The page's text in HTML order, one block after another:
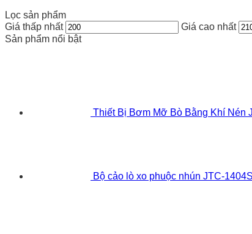
Lọc sản phẩm
Giá thấp nhất
Giá cao nhất
Sản phẩm nổi bật
Thiết Bị Bơm Mỡ Bò Bằng Khí Nén
Bộ cảo lò xo phuộc nhún JTC-1404S